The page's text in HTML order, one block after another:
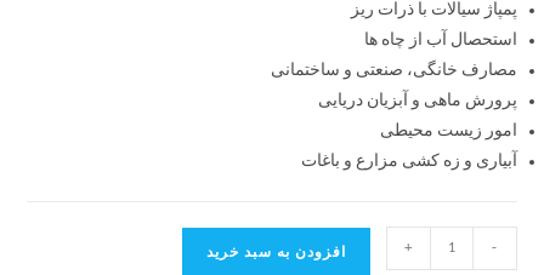
پمپاژ سیالات با ذرات ریز
استحصال آب از چاه ها
مصارف خانگی، صنعتی و ساختمانی
پرورش ماهی و آبزیان دریایی
امور زیست محیطی
آبیاری و زه کشی مزارع و باغات
-
+ افزودن به سبد خرید